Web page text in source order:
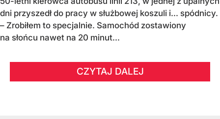
dni przyszedł do pracy w służbowej koszuli i... spódnicy.
– Zrobiłem to specjalnie. Samochód zostawiony
na słońcu nawet na 20 minut...
CZYTAJ DALEJ